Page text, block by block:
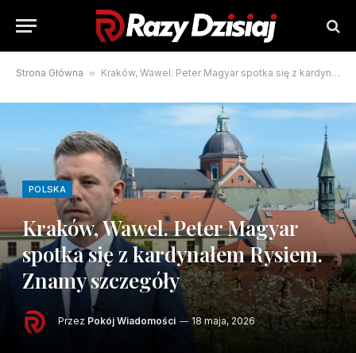
Strona Główna » Kraków, Wawel. Peter Magyar spotka się z kardynałem Rysiem. Znamy szczegóły
POLSKA
Kraków, Wawel. Peter Magyar
spotka się z kardynałem Rysiem.
Znamy szczegóły
Przez Pokój Wiadomości 18 maja, 2026